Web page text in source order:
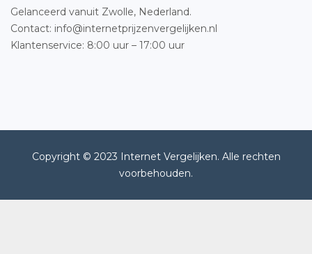
Gelanceerd vanuit Zwolle, Nederland.
Contact: info@internetprijzenvergelijken.nl
Klantenservice: 8:00 uur – 17:00 uur
Copyright © 2023 Internet Vergelijken. Alle rechten
voorbehouden.